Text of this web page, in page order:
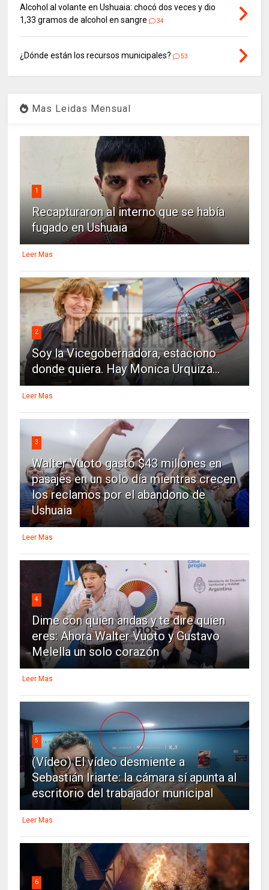
Alcohol al volante en Ushuaia: chocó dos veces y dio
1,33 gramos de alcohol en sangre
34
¿Dónde están los recursos municipales? 53
Mas Leidas Mensual
1
Recapturaron al interno que se había
fugado en Ushuaia
Leer Mas
2
Soy la Vicegobernadora, estaciono
donde quiera. Hay Monica Urquiza...
Leer Mas
3
Walter Vuoto gastó $43 millones en
pasajes en un solo día mientras crecen
los reclamos por el abandono de
Ushuaia
Leer Mas
4
Dime con quien andas y te dire quien
eres: Ahora Walter Vuoto y Gustavo
Melella un solo corazón
Leer Mas
5
(Vídeo) El vídeo desmiente a
Sebastián Iriarte: la cámara sí apunta al
escritorio del trabajador municipal
Leer Mas
6